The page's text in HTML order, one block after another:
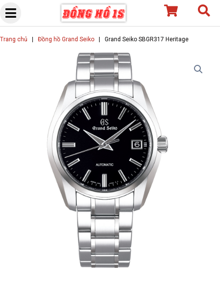
Skip
content
Trang chủ Đồng hồ Grand Seiko Grand Seiko SBGR317 Heritage